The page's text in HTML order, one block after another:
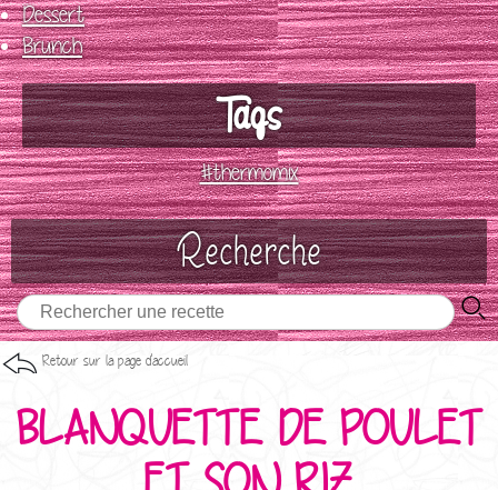
Dessert
Brunch
Tags
#thermomix
Recherche
Retour sur la page d'accueil
BLANQUETTE DE POULET